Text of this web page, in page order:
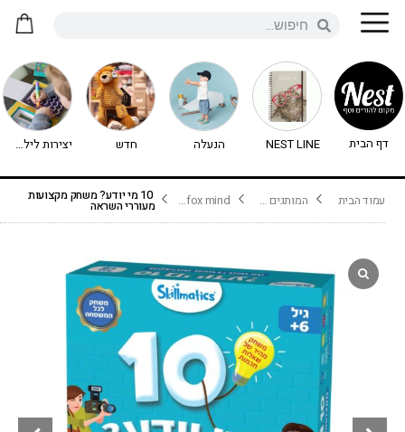
דף הבית NEST LINE הנעלה חדש יצירות לילדים - יצירה לילדים
עמוד הבית המותגים שלנו fox mind פוקס מיינד 10 מי יודע? משחק מקצועות
מעוררי השראה